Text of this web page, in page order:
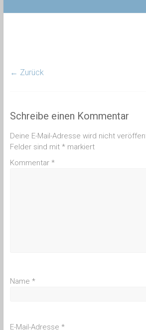
← Zurück
Schreibe einen Kommentar
Deine E-Mail-Adresse wird nicht
Felder sind mit *markiert
Kommentar *
Name *
E-Mail-Adresse *